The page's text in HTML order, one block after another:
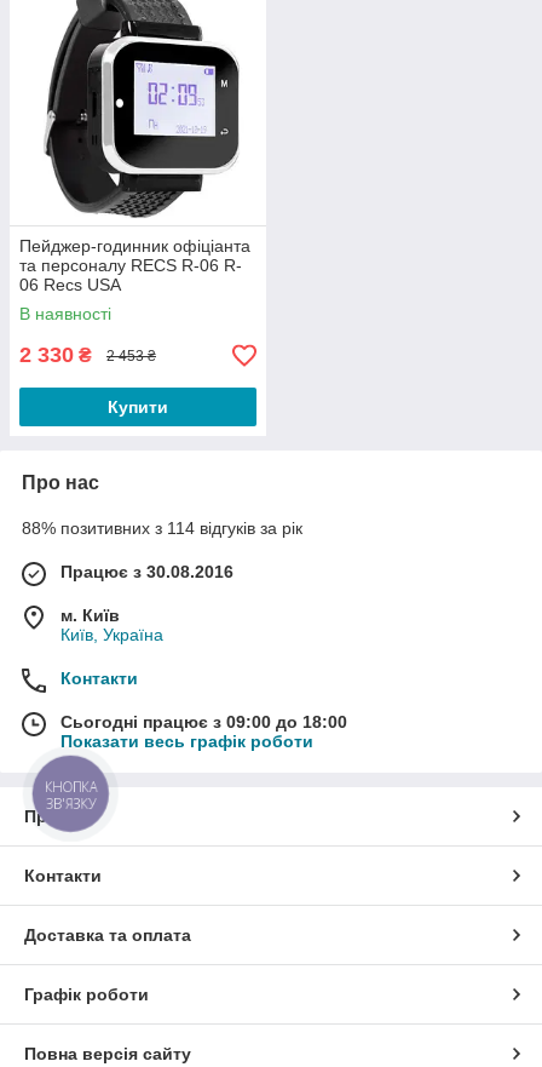
Пейджер-годинник офіціанта
та персоналу RECS R-06 R-
06 Recs USA
В наявності
2 330 ₴ 2 453 ₴
Купити
Про нас
88% позитивних з 114 відгуків за рік
Працює з 30.08.2016
м. Київ
Київ, Україна
Контакти
Сьогодні працює з 09:00 до 18:00
Показати весь графік роботи
Про нас
Контакти
Доставка та оплата
Графік роботи
Повна версія сайту
КНОПКА
ЗВ'ЯЗКУ